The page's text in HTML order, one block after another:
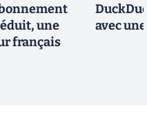
une
français
avec